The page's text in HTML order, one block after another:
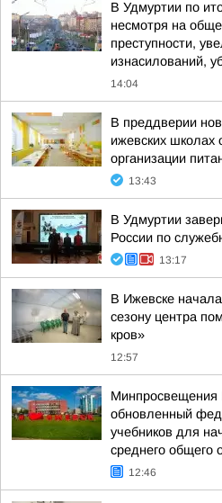
В Удмуртии по
несмотря на
преступности,
изнасилований,
14:04
В преддверии
ижевских школах
организации
13:43
В Удмуртии
России по
13:17
В Ижевске
сезону центра
кров»
12:57
Минпросвещения
обновленный
учебников для
среднего общего
12:46